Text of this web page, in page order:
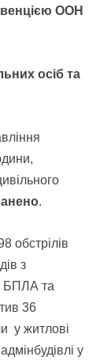
ООН
осіб та
.
обстрілів
з
БПЛА та
36
у житлові
у